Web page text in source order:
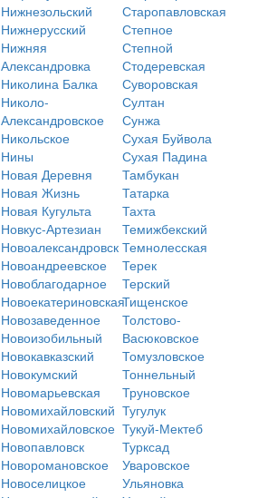
Нижнезольский
Нижнерусский
Нижняя
Александровка
Николина Балка
Николо-
Александровское
Никольское
Нины
Новая Деревня
Новая Жизнь
Новая Кугульта
Новкус-Артезиан
Новоалександровск
Новоандреевское
Новоблагодарное
Новоекатериновская
Новозаведенное
Новоизобильный
Новокавказский
Новокумский
Новомарьевская
Новомихайловский
Новомихайловское
Новопавловск
Новоромановское
Новоселицкое
Старопавловская
Степное
Степной
Стодеревская
Суворовская
Султан
Сунжа
Сухая Буйвола
Сухая Падина
Тамбукан
Татарка
Тахта
Темижбекский
Темнолесская
Терек
Терский
Тищенское
Толстово-
Васюковское
Томузловское
Тоннельный
Труновское
Тугулук
Тукуй-Мектеб
Турксад
Уваровское
Ульяновка